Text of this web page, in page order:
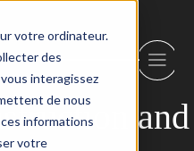
votre ordinateur.
des
interagissez
de nous
informations
votre
and